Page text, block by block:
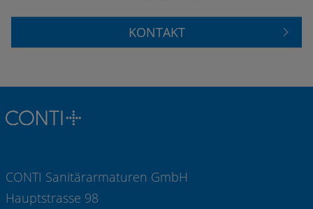
KONTAKT
CONTI Sanitärarmaturen GmbH
Hauptstrasse 98